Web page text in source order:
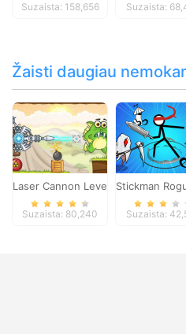
Suzaista: 158,656 Suzaista:
Žaisti daugiau
Laser Cannon Levels Pack
Suzaista: 80,240
Stickman
Suzaista: